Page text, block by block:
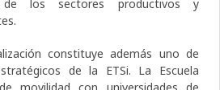
los sectores productivos y
constituye además uno de
de la ETSi. La Escuela